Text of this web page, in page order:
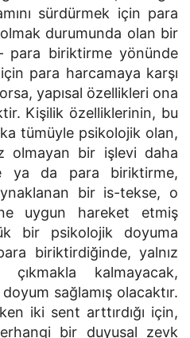
sürdürmek için para
durumunda olan bir
para biriktirme yönünde
para harcamaya karşı
yapısal özellikleri ona
Kişilik özelliklerinin, bu
tümüyle psikolojik olan,
olmayan bir işlevi daha
ya da para biriktirme,
bir is-tekse, o
uygun hareket etmiş
bir psikolojik doyuma
biriktirdiğinde, yalnız
çıkmakla kalmayacak,
sağlamış olacaktır.
iki sent arttırdığı için,
bir duyusal zevk